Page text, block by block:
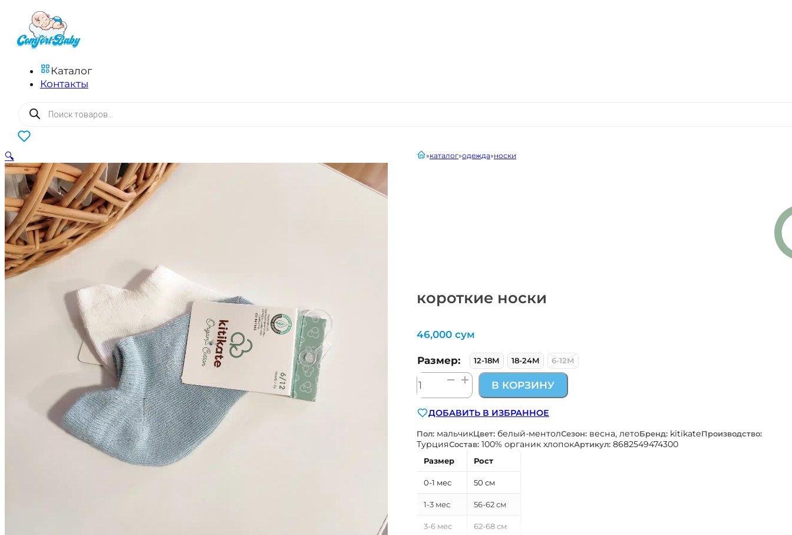
Каталог
Контакты
Поиск
товаров
0
короткие носки
главнаякаталог одежда носки
46,000 сум
Размер: 12-18М 18-24М 6-12М
Количество
товара
носки
В КОРЗИНУ
ДОБАВИТЬ В ИЗБРАННОЕ
Пол: мальчикЦвет: белый-ментолСезон: весна, летоБренд: kitikateПроизводство:
ТурцияСостав: 100% органик хлопокАртикул: 8682549474300
Размер Рост
0-1 мес 50 см
1-3 мес 56-62 см
3-6 мес 62-68 см
🔍